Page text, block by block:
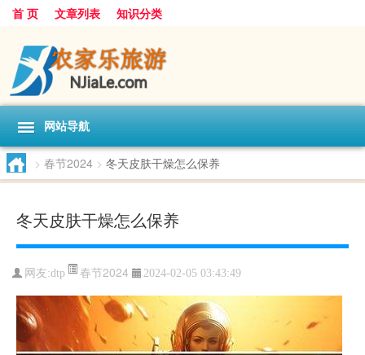
首 页 文章列表 知识分类
网站导航
> 春节2024 > 冬天皮肤干燥怎么保养
冬天皮肤干燥怎么保养
网友:dtp 春节2024 2024-02-05 03:43:49